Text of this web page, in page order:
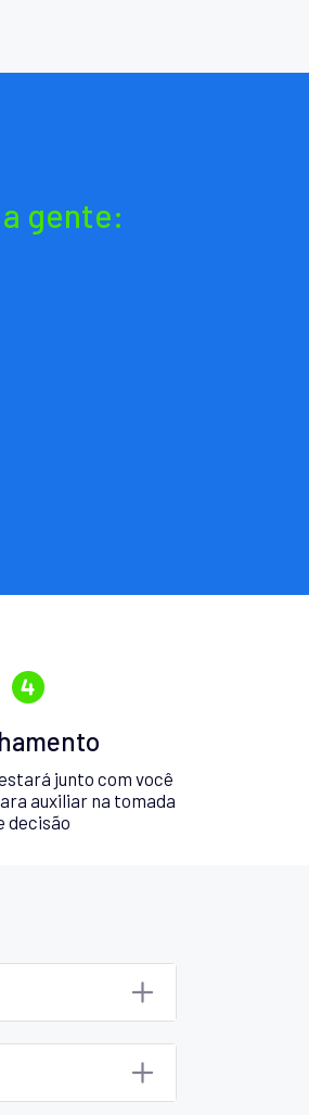
gente:
junto com você
auxiliar na tomada
decisão